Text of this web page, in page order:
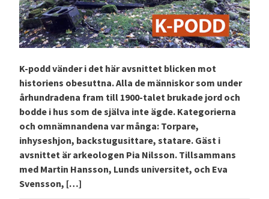
K-podd vänder i det här avsnittet blicken mot
historiens obesuttna. Alla de människor som under
århundradena fram till 1900-talet brukade jord och
bodde i hus som de själva inte ägde. Kategorierna
och omnämnandena var många: Torpare,
inhyseshjon, backstugusittare, statare. Gäst i
avsnittet är arkeologen Pia Nilsson. Tillsammans
med Martin Hansson, Lunds universitet, och Eva
Svensson, […]